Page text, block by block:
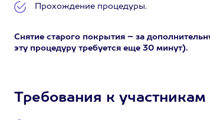
Прохождение процедуры.
Снятие старого покрытия – за
эту процедуру требуется еще 30 минут).
Требования к участникам